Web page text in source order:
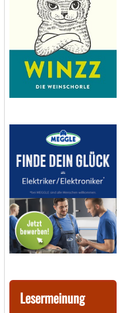
Lesermeinung